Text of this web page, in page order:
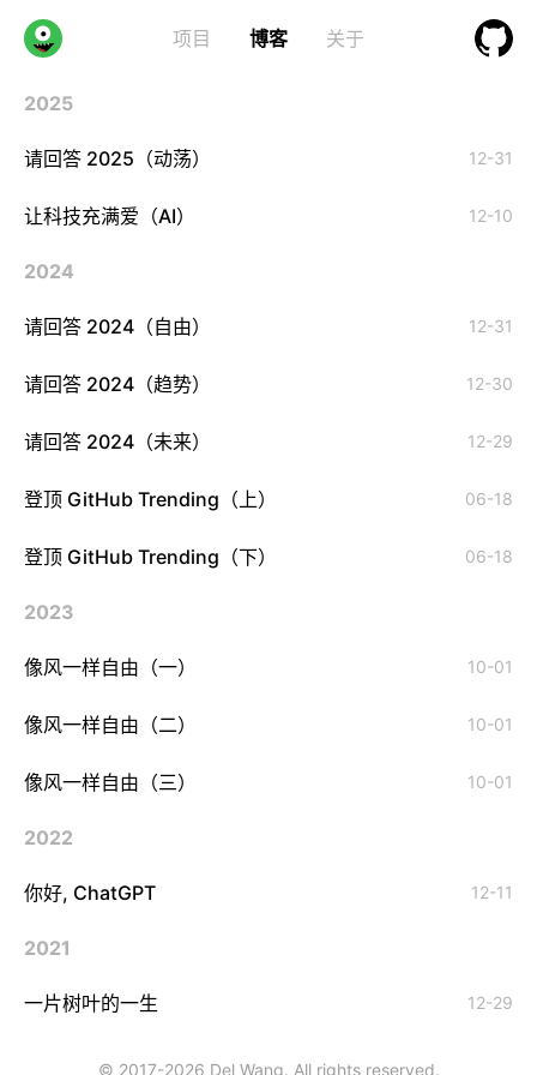
项目 博客 关于
2025
请回答 2025（动荡） 12-31
让科技充满爱（AI） 12-10
2024
请回答 2024（自由） 12-31
请回答 2024（趋势） 12-30
请回答 2024（未来） 12-29
登顶 GitHub Trending（上） 06-18
登顶 GitHub Trending（下） 06-18
2023
像风一样自由（一） 10-01
像风一样自由（二） 10-01
像风一样自由（三） 10-01
2022
你好, ChatGPT 12-11
2021
一片树叶的一生 12-29
© 2017-2026 Del Wang. All rights reserved.